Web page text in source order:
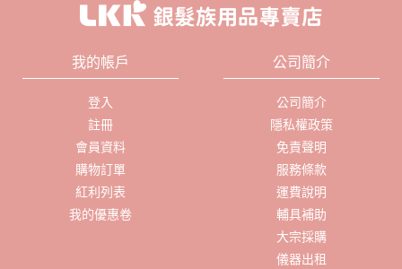
我的帳戶
登入
註冊
會員資料
購物訂單
紅利列表
我的優惠卷
公司簡介
公司簡介
隱私權政策
免責聲明
服務條款
運費說明
輔具補助
大宗採購
儀器出租